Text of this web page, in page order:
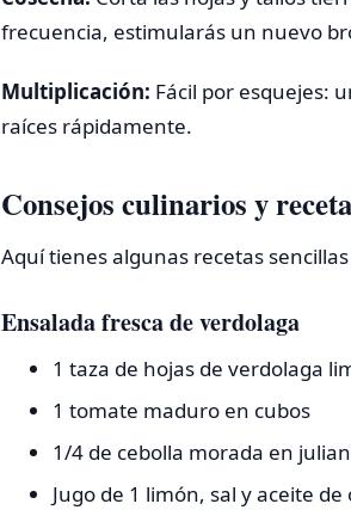
frecuencia, estimularás un nuevo
Multiplicación: Fácil por esquejes:
raíces rápidamente.
Consejos culinarios y
Aquí tienes algunas recetas
Ensalada fresca de verdolaga
1 taza de hojas de verdolaga
1 tomate maduro en cubos
1/4 de cebolla morada en
Jugo de 1 limón, sal y aceite de